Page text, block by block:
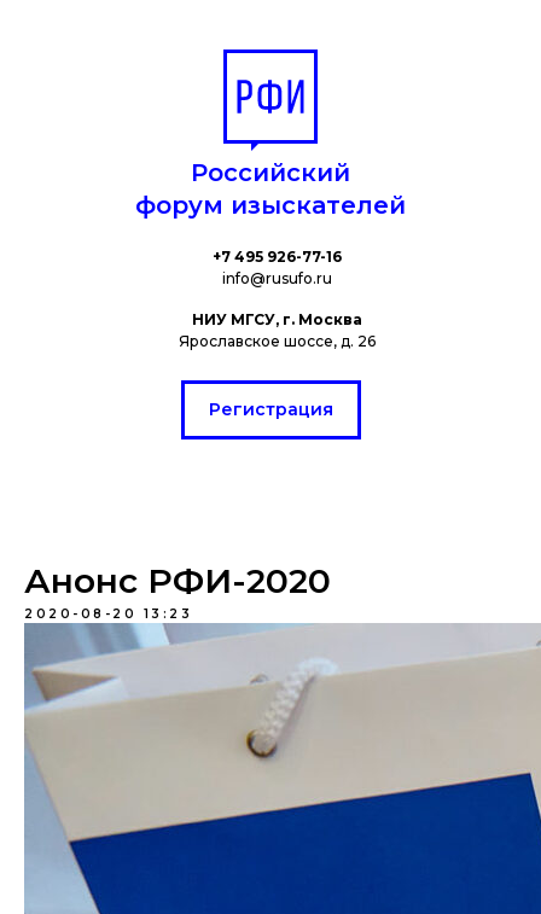
Российский
форум изыскателей
+7 495 926-77-16
info@rusufo.ru
НИУ МГСУ, г. Москва
Ярославское шоссе, д. 26
Регистрация
Анонс РФИ-2020
2020-08-20 13:23